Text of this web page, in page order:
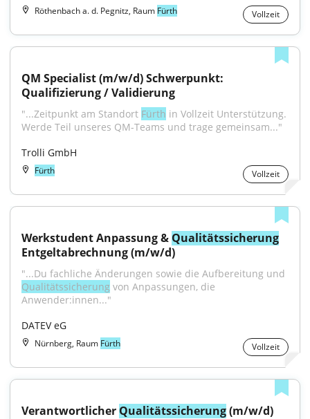
Röthenbach a. d. Pegnitz, Raum Fürth Vollzeit
QM Specialist (m/w/d) Schwerpunkt:
Qualifizierung / Validierung
"...Zeitpunkt am Standort Fürth in Vollzeit Unterstützung.
Werde Teil unseres QM-Teams und trage gemeinsam..."
Trolli GmbH
Fürth Vollzeit
Werkstudent Anpassung & Qualitätssicherung
Entgeltabrechnung (m/w/d)
Qualitätssicherung von Anpassungen, die
Anwender:innen..."
DATEV eG
Nürnberg, Raum Fürth Vollzeit
Verantwortlicher Qualitätssicherung (m/w/d)